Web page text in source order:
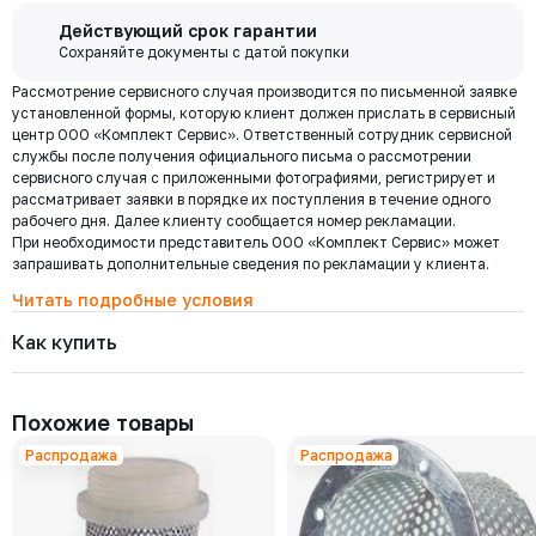
Обмен документами через Диадок это обмен и подписание
любых документов без дублирования на бумаге. Приглашаем Вас
приступить к работе по обмену документами в электронном
виде.
Подробнее
Бесплатная
доставка по
Москве и
области при
заказе от 30
000 ₽
Региональная доставка
Мы стремимся сократить издержки по доставке заказов для наших
клиентов!
Москве. Условия доставки до терминалов ТК в других городах
терминала ТК оплачиваются отдельно.
Самовывоз
Осуществляется с
8:00 до 17:30 после полной оплаты заказа и по
предварительной договоренности с менеджером. Важно: Ваш
Действующий срок гарантии
Сохраняйте документы с датой покупки
Рассмотрение сервисного случая производится по письменной заявке
установленной формы, которую клиент должен прислать в сервисный
центр ООО «Комплект Сервис». Ответственный сотрудник сервисной
службы после получения официального письма о рассмотрении
сервисного случая с приложенными фотографиями, регистрирует и
рассматривает заявки в порядке их поступления в течение одного
рабочего дня. Далее клиенту сообщается номер рекламации.
При необходимости представитель ООО «Комплект Сервис» может
запрашивать дополнительные сведения по рекламации у клиента.
Читать подробные условия
Как купить
Выберите товары и добавьте
их в корзину
Заполните данные, выберите
доставку
Похожие товары
Распродажа Распродажа